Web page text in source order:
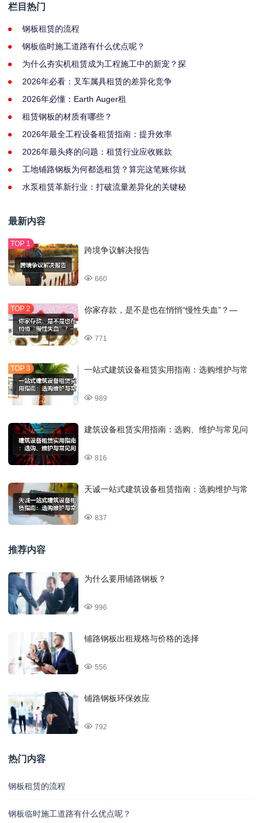
栏目热门
钢板租赁的流程
钢板临时施工道路有什么优点呢？
为什么夯实机租赁成为工程施工中的新宠？探
2026年必看：叉车属具租赁的差异化竞争
2026年必懂：Earth Auger租
租赁钢板的材质有哪些？
2026年最全工程设备租赁指南：提升效率
2026年最头疼的问题：租赁行业应收账款
工地铺路钢板为何都选租赁？算完这笔账你就
水泵租赁革新行业：打破流量差异化的关键秘
最新内容
跨境争议解决报告
660
你家存款，是不是也在悄悄“慢性失血”？—
771
一站式建筑设备租赁实用指南：选购维护与常
989
建筑设备租赁实用指南：选购、维护与常见问
816
天诚一站式建筑设备租赁指南：选购维护与常
837
推荐内容
为什么要用铺路钢板？
996
铺路钢板出租规格与价格的选择
556
铺路钢板环保效应
792
热门内容
钢板租赁的流程
钢板临时施工道路有什么优点呢？